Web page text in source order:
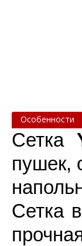
Особенности
Сетка
пушек,
Сетка